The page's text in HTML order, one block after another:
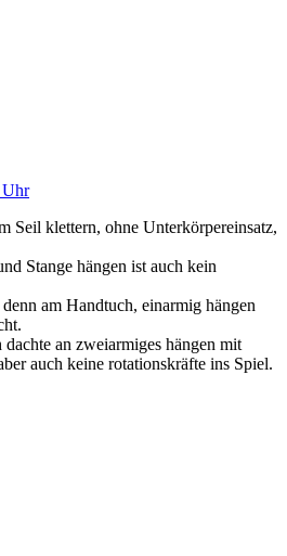
Uhr
Seil klettern, ohne Unterkörpereinsatz,
Stange hängen ist auch kein
am Handtuch, einarmig hängen
dachte an zweiarmiges hängen mit
auch keine rotationskräfte ins Spiel.